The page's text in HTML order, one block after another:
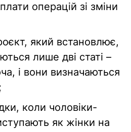
операцій зі зміни
який встановлює,
лише дві статі –
і вони визначаються
коли чоловіки-
як жінки на